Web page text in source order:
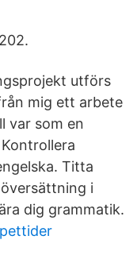
utförs
mig ett arbete
var som en
Titta
i
dig grammatik.